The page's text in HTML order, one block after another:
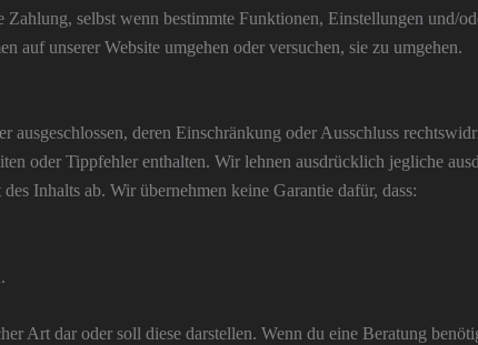
selbst wenn bestimmte Funktionen, Einstellungen und/
auf unserer Website umgehen oder versuchen, sie zu umgehen.
deren Einschränkung oder Ausschluss
oder Tippfehler enthalten. Wir lehnen ausdrücklich jegliche
Inhalts ab. Wir übernehmen keine Garantie dafür, dass:
Art dar oder soll diese darstellen. Wenn du eine Beratung